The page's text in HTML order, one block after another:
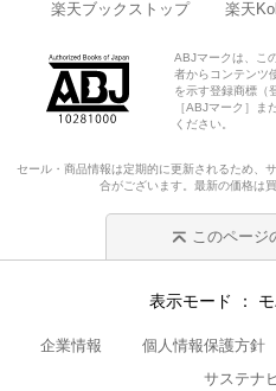
楽天ブックストップ 楽天
ABJマークは、こ
者からコンテンツ
を示す登録商標（
［ABJマーク］ま
ください。
セール・商品情報は定期的に更新されるため、
合がございます。最新の価格は
このページ
表示モード
企業情報 個人情報保護方針
サステナ